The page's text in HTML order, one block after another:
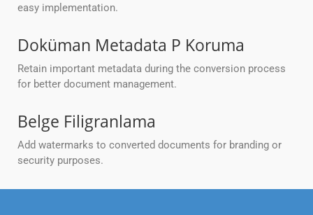
easy implementation.
Doküman Metadata P Koruma
Retain important metadata during the conversion process
for better document management.
Belge Filigranlama
Add watermarks to converted documents for branding or
security purposes.